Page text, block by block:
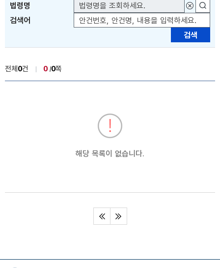
법령명
대상법령
검색어
검색
전체 0건 0 0쪽
해당 목록이 없습니다.
처음페이지마지막페이지